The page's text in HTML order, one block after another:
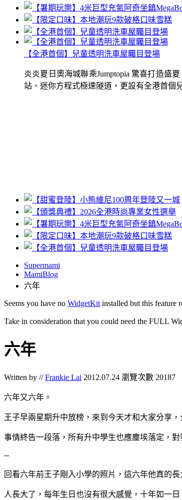
【全港首個】兒童透明洗車屋矚目登場
炎炎夏日奧海城聯乘Jumptopia 驚喜打造盛
站、迷你方程式極速隧道，更設有全港首個
Supermami
MamiBlog
六年
Seems you have no WidgetKit installed but this feature
Take in consideration that you could need the FULL
六年
Written by //Frankie Lai 2012.07.24 瀏覽次數 20187
六年又六年。
王子早兩星期升中放榜，來到今天才和大家分享
事情終告一段落，所有升中學生也應塵埃落定，
--
回看六年前王子剛入小學的照片，這六年他真的
人長大了，每年生日也沒有很大感覺，十年如一